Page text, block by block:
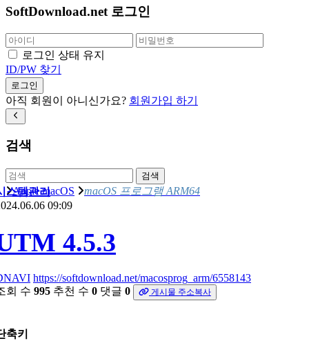
SoftDownload.net 로그인
로그인 상태 유지
ID/PW 찾기
로그인
아직 회원이 아니신가요? 회원가입 하기
검색
검색
Apple macOS macOS 프로그램 ARM64
스템관리
09:09
4.5.3
https://softdownload.net/macosprog_arm/6558143
회 수 995 추천 수 0 댓글 0 게시물 주소복사
축키